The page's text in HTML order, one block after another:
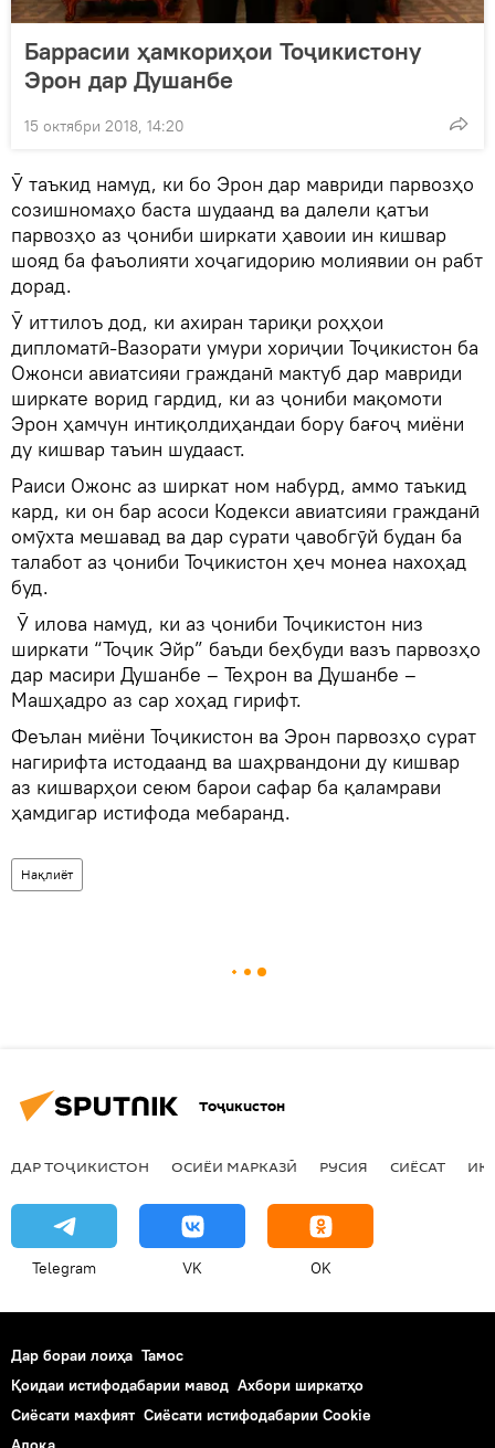
Баррасии ҳамкориҳои Тоҷикистону
Эрон дар Душанбе
15 октябри 2018, 14:20
Ӯ таъкид намуд, ки бо Эрон дар мавриди парвозҳо
созишномаҳо баста шудаанд ва далели қатъи
парвозҳо аз ҷониби ширкати ҳавоии ин кишвар
шояд ба фаъолияти хоҷагидорию молиявии он рабт
дорад.
Ӯ иттилоъ дод, ки ахиран тариқи роҳҳои
дипломатӣ-Вазорати умури хориҷии Тоҷикистон ба
Ожонси авиатсияи гражданӣ мактуб дар мавриди
ширкате ворид гардид, ки аз ҷониби мақомоти
Эрон ҳамчун интиқолдиҳандаи бору бағоҷ миёни
ду кишвар таъин шудааст.
Раиси Ожонс аз ширкат ном набурд, аммо таъкид
кард, ки он бар асоси Кодекси авиатсияи гражданӣ
омӯхта мешавад ва дар сурати ҷавобгӯй будан ба
талабот аз ҷониби Тоҷикистон ҳеч монеа нахоҳад
буд.
Ӯ илова намуд, ки аз ҷониби Тоҷикистон низ
ширкати “Тоҷик Эйр” баъди беҳбуди вазъ парвозҳо
дар масири Душанбе – Теҳрон ва Душанбе –
Машҳадро аз сар хоҳад гирифт.
Феълан миёни Тоҷикистон ва Эрон парвозҳо сурат
нагирифта истодаанд ва шаҳрвандони ду кишвар
аз кишварҳои сеюм барои сафар ба қаламрави
ҳамдигар истифода мебаранд.
Нақлиёт
Тоҷикистон
ДАР ТОҶИКИСТОН ОСИЁИ МАРКАЗӢ РУСИЯ СИЁСАТ
Telegram VK OK
Дар бораи лоиҳа Тамос
Қоидаи истифодабарии мавод Ахбори ширкатҳо
Сиёсати махфият Сиёсати истифодабарии Cookie